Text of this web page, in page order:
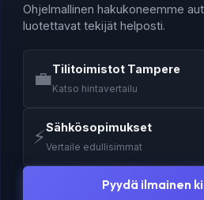
Ohjelmallinen hakukoneemme
luotettavat tekijät helposti.
💼Tilitoimistot Tampere
Katso hintavertailu
⚡Sähkösopimukset
Vertaile edullisimmat
Pyydä ilmainen